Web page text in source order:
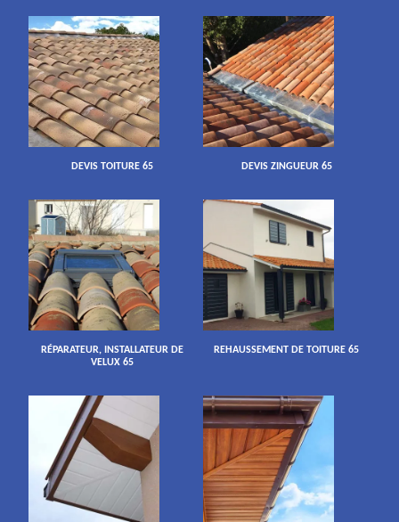
DEVIS TOITURE 65 DEVIS ZINGUEUR 65
RÉPARATEUR, INSTALLATEUR DE
VELUX 65
REHAUSSEMENT DE TOITURE 65